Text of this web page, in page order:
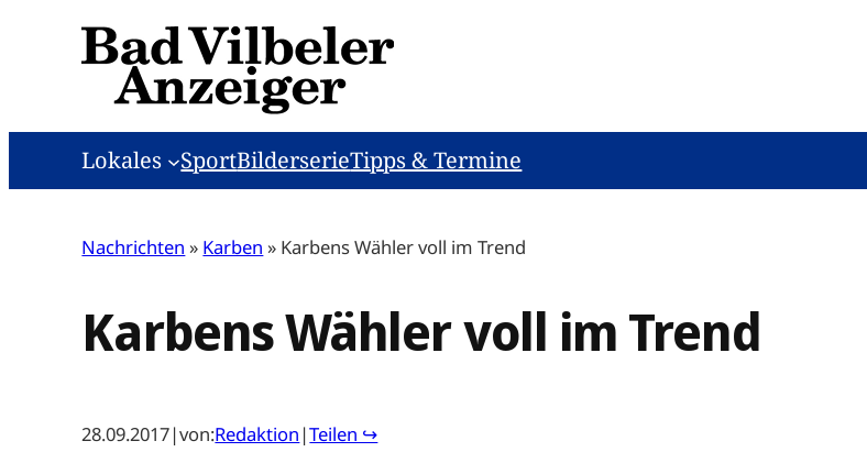
Lokales SportBilderserieTipps & Termine
Nachrichten » Karben » Karbens Wähler voll im Trend
Karbens Wähler voll im Trend
28.09.2017|von:Redaktion |Teilen ↪